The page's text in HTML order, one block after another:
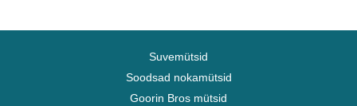
Suvemütsid
Soodsad nokamütsid
Goorin Bros mütsid